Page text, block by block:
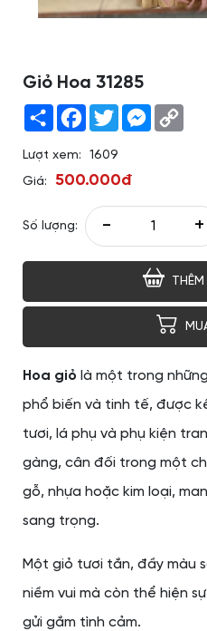
Giỏ Hoa 31285
Share Facebook
Twitter
Lượt xem:
1609
Giá:
500.000đ
Số lượng: - +
Hoa giỏ là một trong
phổ biến và tinh tế, được
tươi, lá phụ và phụ kiện
gàng, cân đối trong một
gỗ, nhựa hoặc kim loại,
sang trọng.
Một giỏ tươi tắn, đầy màu
niềm vui mà còn thể hiện
gửi gắm tình cảm.